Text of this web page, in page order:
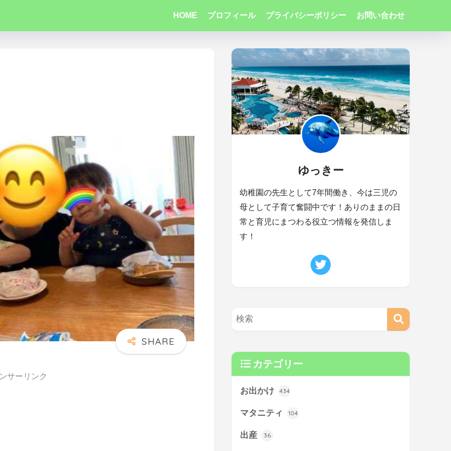
HOME プロフィール プライバシーポリシー お問い合わせ
サーリンク
ゆっきー
幼稚園の先生として7年間働き、今は三児の
母として子育て奮闘中です！ありのままの日
常と育児にまつわる役立つ情報を発信しま
す！
カテゴリー
お出かけ 434
マタニティ 104
出産 36